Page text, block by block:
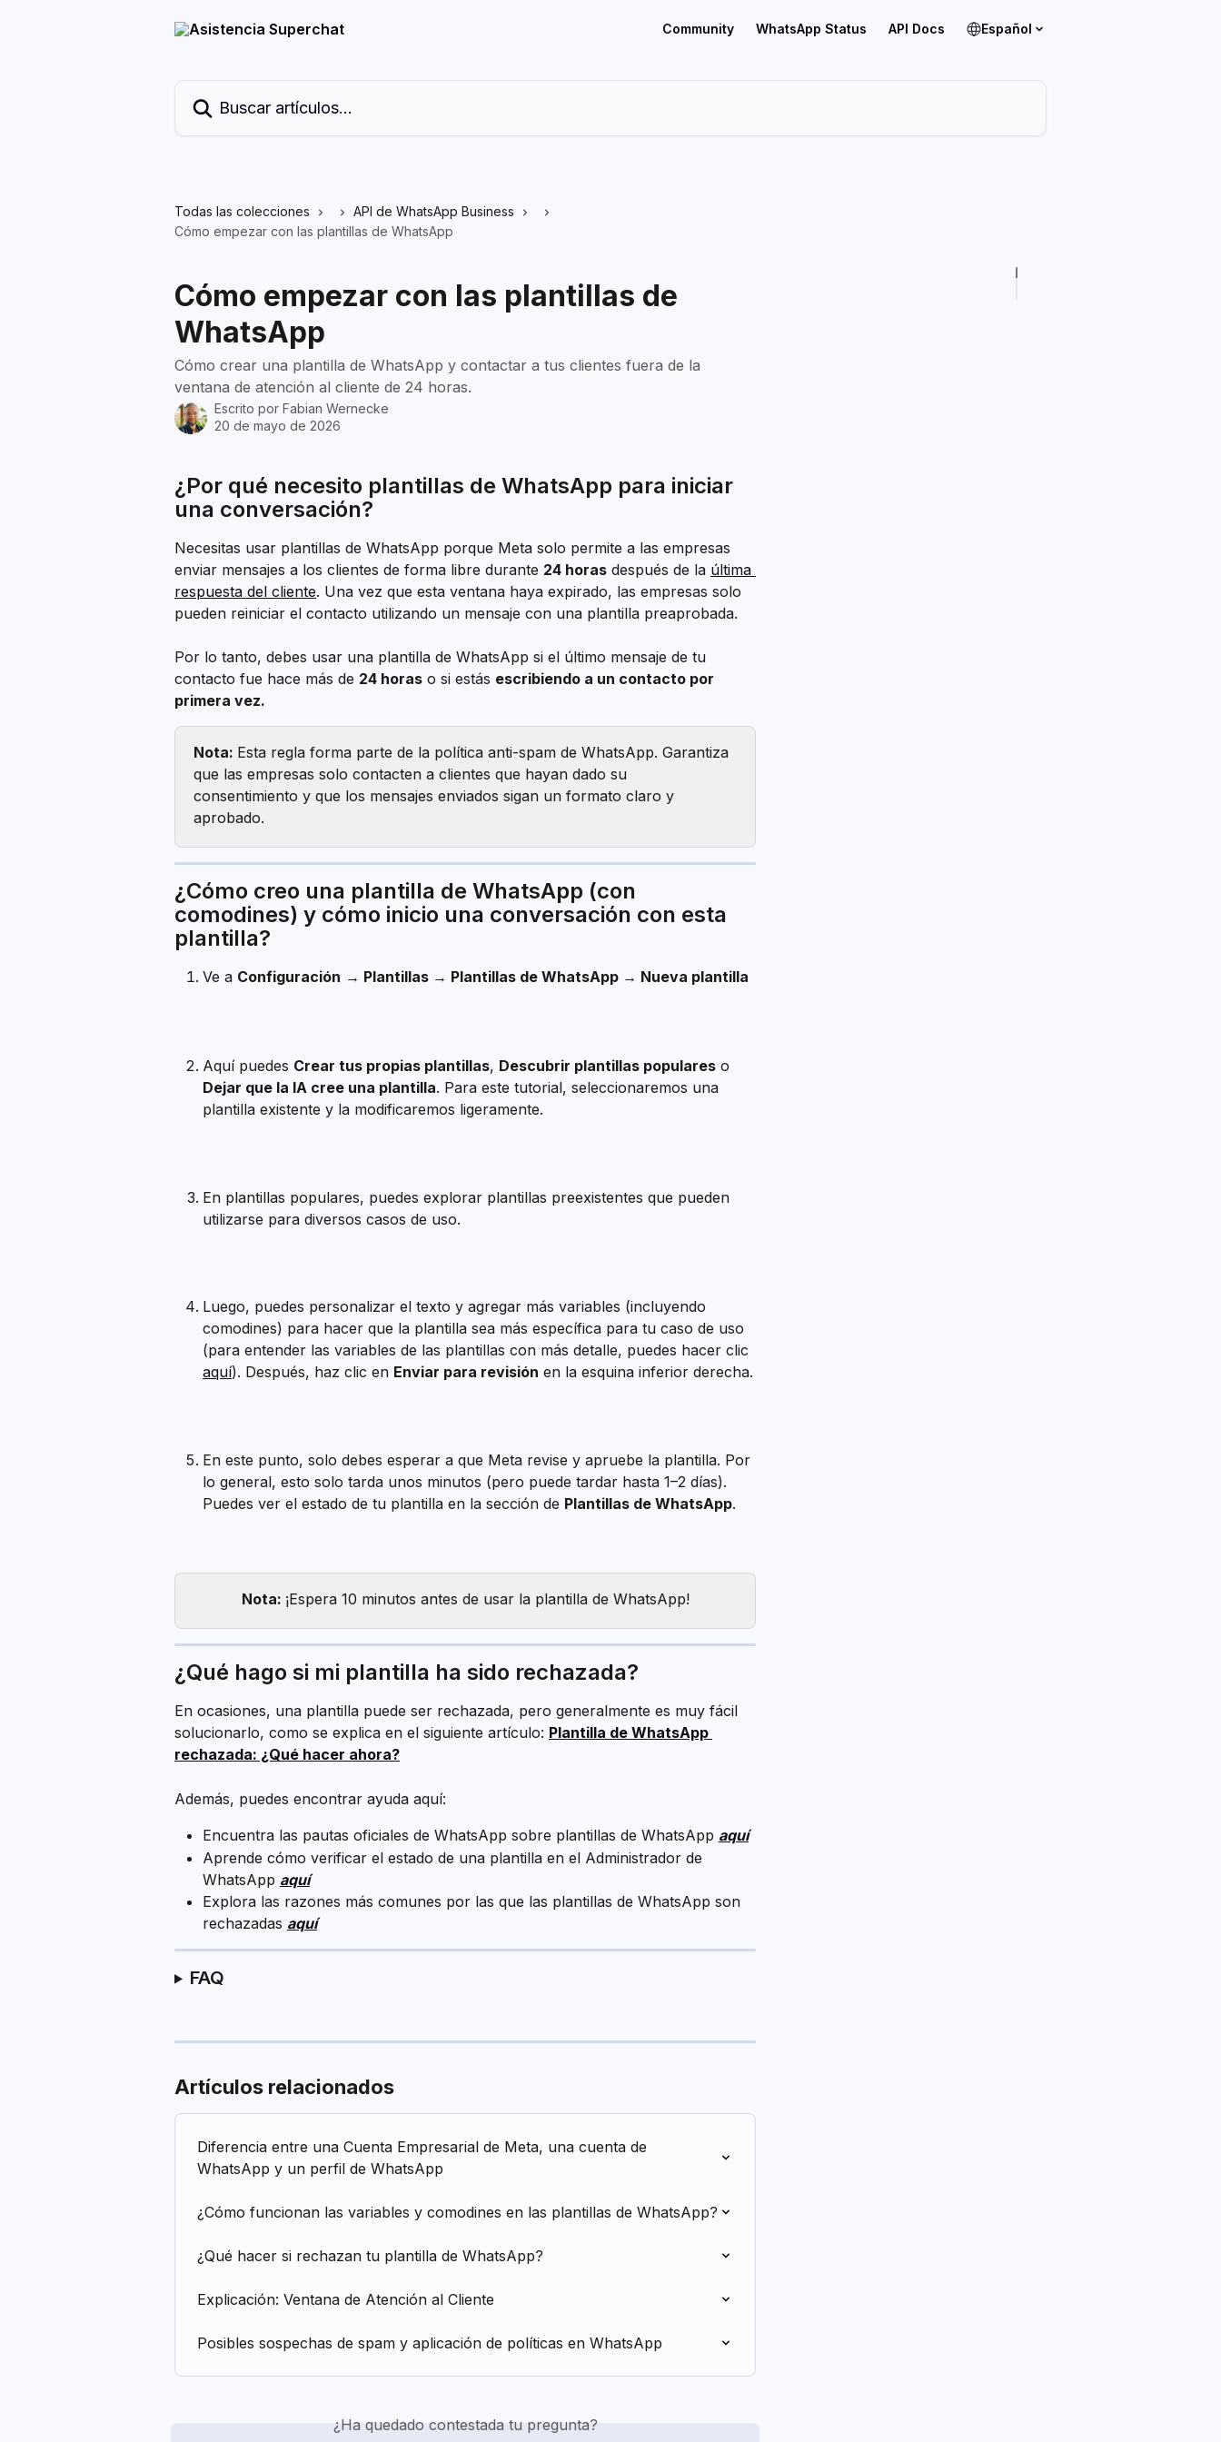
Community WhatsApp Status API Docs Español
Todas las colecciones
API de WhatsApp Business
Cómo empezar con las plantillas de WhatsApp
Cómo empezar con las plantillas de
WhatsApp
Cómo crear una plantilla de WhatsApp y contactar a tus clientes fuera de la
ventana de atención al cliente de 24 horas.
Escrito por Fabian Wernecke
20 de mayo de 2026
¿Por qué necesito plantillas de WhatsApp para iniciar
una conversación?
Necesitas usar plantillas de WhatsApp porque Meta solo permite a las empresas
enviar mensajes a los clientes de forma libre durante 24 horas después de la última
respuesta del cliente. Una vez que esta ventana haya expirado, las empresas solo
pueden reiniciar el contacto utilizando un mensaje con una plantilla preaprobada.
Por lo tanto, debes usar una plantilla de WhatsApp si el último mensaje de tu
contacto fue hace más de 24 horas o si estás escribiendo a un contacto por
primera vez.
Nota: Esta regla forma parte de la política anti-spam de WhatsApp. Garantiza
que las empresas solo contacten a clientes que hayan dado su
consentimiento y que los mensajes enviados sigan un formato claro y
aprobado.
¿Cómo creo una plantilla de WhatsApp (con
comodines) y cómo inicio una conversación con esta
plantilla?
Ve a Configuración → Plantillas → Plantillas de WhatsApp → Nueva plantilla
Aquí puedes Crear tus propias plantillas, Descubrir plantillas populares o
Dejar que la IA cree una plantilla. Para este tutorial, seleccionaremos una
plantilla existente y la modificaremos ligeramente.
En plantillas populares, puedes explorar plantillas preexistentes que pueden
utilizarse para diversos casos de uso.
Luego, puedes personalizar el texto y agregar más variables (incluyendo
comodines) para hacer que la plantilla sea más específica para tu caso de uso
(para entender las variables de las plantillas con más detalle, puedes hacer clic
aquí). Después, haz clic en Enviar para revisión en la esquina inferior derecha.
En este punto, solo debes esperar a que Meta revise y apruebe la plantilla. Por
lo general, esto solo tarda unos minutos (pero puede tardar hasta 1–2 días).
Puedes ver el estado de tu plantilla en la sección de Plantillas de WhatsApp.
Nota: ¡Espera 10 minutos antes de usar la plantilla de WhatsApp!
¿Qué hago si mi plantilla ha sido rechazada?
En ocasiones, una plantilla puede ser rechazada, pero generalmente es muy fácil
solucionarlo, como se explica en el siguiente artículo: Plantilla de WhatsApp
rechazada: ¿Qué hacer ahora?
Además, puedes encontrar ayuda aquí:
Encuentra las pautas oficiales de WhatsApp sobre plantillas de WhatsApp aquí
Aprende cómo verificar el estado de una plantilla en el Administrador de
WhatsApp aquí
Explora las razones más comunes por las que las plantillas de WhatsApp son
rechazadas aquí
FAQ
Artículos relacionados
Diferencia entre una Cuenta Empresarial de Meta, una cuenta de
WhatsApp y un perfil de WhatsApp
¿Cómo funcionan las variables y comodines en las plantillas de WhatsApp?
¿Qué hacer si rechazan tu plantilla de WhatsApp?
Explicación: Ventana de Atención al Cliente
Posibles sospechas de spam y aplicación de políticas en WhatsApp
¿Ha quedado contestada tu pregunta?